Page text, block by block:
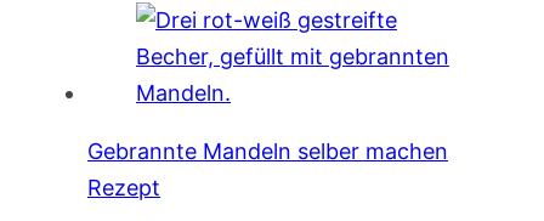
Gebrannte Mandeln selber machen
Rezept